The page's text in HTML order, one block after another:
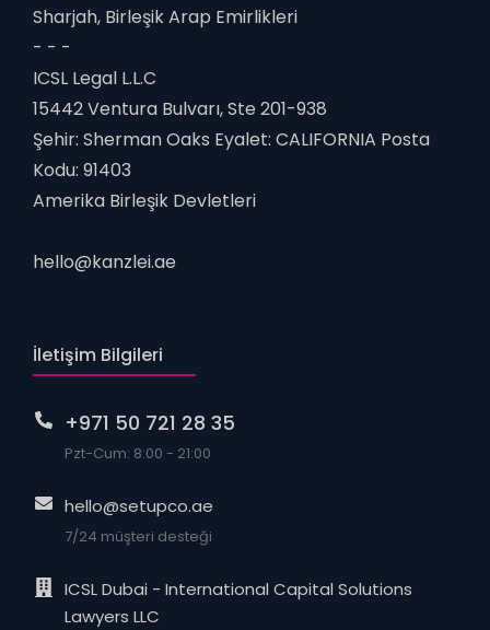
Sharjah, Birleşik Arap Emirlikleri
- - -
ICSL Legal L.L.C
15442 Ventura Bulvarı, Ste 201-938
Şehir: Sherman Oaks Eyalet: CALIFORNIA Posta
Kodu: 91403
Amerika Birleşik Devletleri
hello@kanzlei.ae
İletişim Bilgileri
+971 50 721 28 35
Pzt-Cum: 8:00 - 21:00
hello@setupco.ae
7/24 müşteri desteği
ICSL Dubai - International Capital Solutions
Lawyers LLC